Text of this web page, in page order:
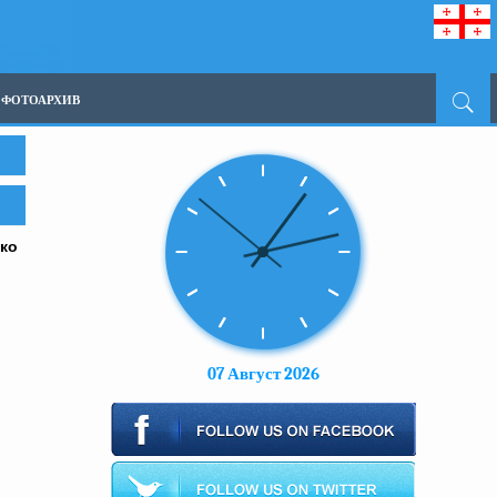
ФОТОАРХИВ
07 Август 2026